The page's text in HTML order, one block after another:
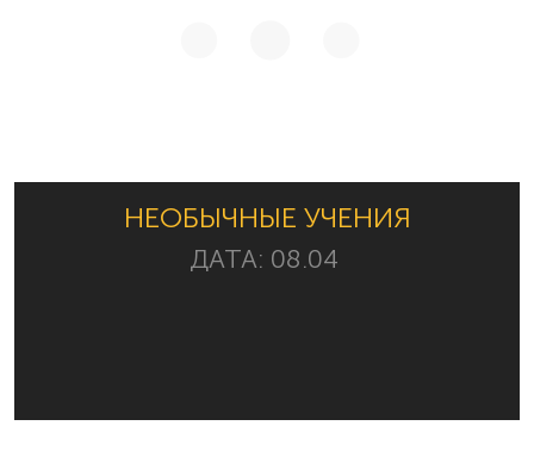
НЕОБЫЧНЫЕ УЧЕНИЯ
ДАТА: 08.04